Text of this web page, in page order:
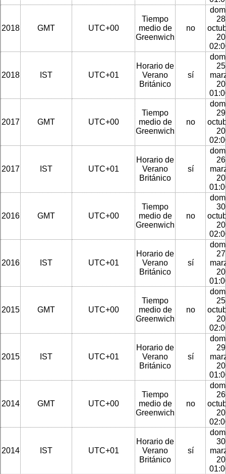
2018 GMT UTC+00
Tiempo
medio de
Greenwich
no
2018 IST UTC+01
Horario de
Verano
Británico
sí
2017 GMT UTC+00
Tiempo
medio de
Greenwich
no
2017 IST UTC+01
Horario de
Verano
Británico
sí
2016 GMT UTC+00
Tiempo
medio de
Greenwich
no
2016 IST UTC+01
Horario de
Verano
Británico
sí
2015 GMT UTC+00
Tiempo
medio de
Greenwich
no
2015 IST UTC+01
Horario de
Verano
Británico
sí
2014 GMT UTC+00
Tiempo
medio de
Greenwich
no
2014 IST UTC+01
Horario de
Verano
Británico
sí